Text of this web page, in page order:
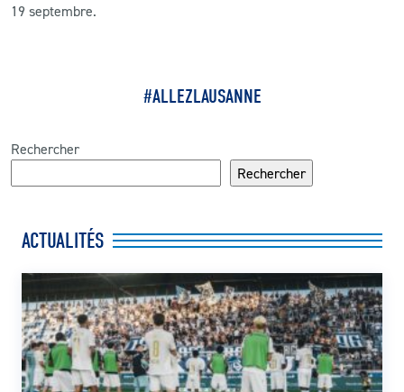
PRESSE ET MEDIAS
19 septembre.
#ALLEZLAUSANNE
Rechercher
Rechercher
ACTUALITÉS